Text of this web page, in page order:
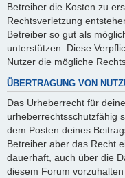
Betreiber die Kosten zu
Rechtsverletzung
Betreiber so gut als
unterstützen. Diese
Nutzer die mögliche
ÜBERTRAGUNG VON
Das Urheberrecht für
urheberrechtsschutzfähig
dem Posten deines
Betreiber aber das Recht
dauerhaft, auch über die
diesem Forum